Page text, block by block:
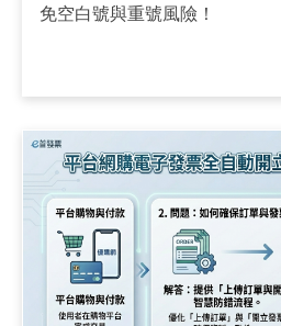
免空白號與重號風險！